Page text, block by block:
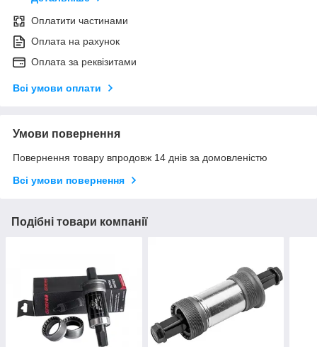
Оплатити частинами
Оплата на рахунок
Оплата за реквізитами
Всі умови оплати
Умови повернення
Повернення товару впродовж 14 днів за домовленістю
Всі умови повернення
Подібні товари компанії